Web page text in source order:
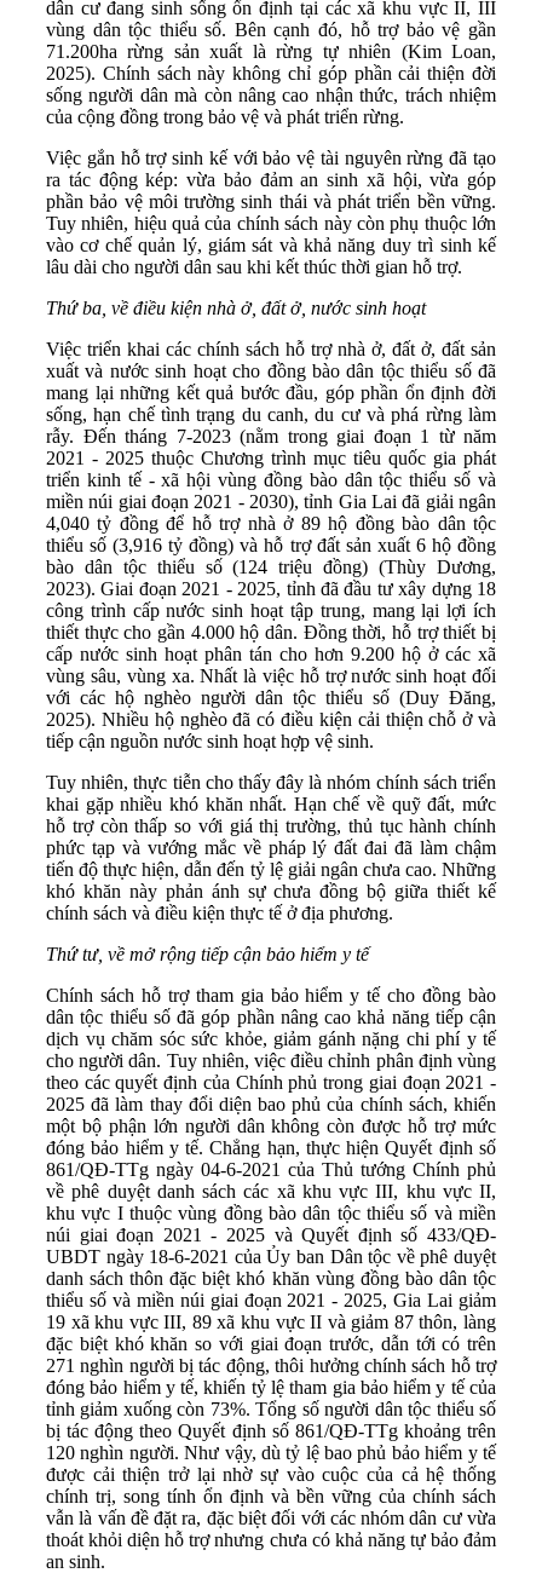
dân cư đang sinh sống ổn định tại các xã khu vực II, III
vùng dân tộc thiểu số. Bên cạnh đó, hỗ trợ bảo vệ gần
71.200ha rừng sản xuất là rừng tự nhiên (Kim Loan,
2025). Chính sách này không chỉ góp phần cải thiện đời
sống người dân mà còn nâng cao nhận thức, trách nhiệm
của cộng đồng trong bảo vệ và phát triển rừng.
Việc gắn hỗ trợ sinh kế với bảo vệ tài nguyên rừng đã tạo
ra tác động kép: vừa bảo đảm an sinh xã hội, vừa góp
phần bảo vệ môi trường sinh thái và phát triển bền vững.
Tuy nhiên, hiệu quả của chính sách này còn phụ thuộc lớn
vào cơ chế quản lý, giám sát và khả năng duy trì sinh kế
lâu dài cho người dân sau khi kết thúc thời gian hỗ trợ.
Thứ ba, về điều kiện nhà ở, đất ở, nước sinh hoạt
Việc triển khai các chính sách hỗ trợ nhà ở, đất ở, đất sản
xuất và nước sinh hoạt cho đồng bào dân tộc thiểu số đã
mang lại những kết quả bước đầu, góp phần ổn định đời
sống, hạn chế tình trạng du canh, du cư và phá rừng làm
rẫy. Đến tháng 7-2023 (nằm trong giai đoạn 1 từ năm
2021 - 2025 thuộc Chương trình mục tiêu quốc gia phát
triển kinh tế - xã hội vùng đồng bào dân tộc thiểu số và
miền núi giai đoạn 2021 - 2030), tỉnh Gia Lai đã giải ngân
4,040 tỷ đồng để hỗ trợ nhà ở 89 hộ đồng bào dân tộc
thiểu số (3,916 tỷ đồng) và hỗ trợ đất sản xuất 6 hộ đồng
bào dân tộc thiểu số (124 triệu đồng) (Thùy Dương,
2023). Giai đoạn 2021 - 2025, tỉnh đã đầu tư xây dựng 18
công trình cấp nước sinh hoạt tập trung, mang lại lợi ích
thiết thực cho gần 4.000 hộ dân. Đồng thời, hỗ trợ thiết bị
cấp nước sinh hoạt phân tán cho hơn 9.200 hộ ở các xã
vùng sâu, vùng xa. Nhất là việc hỗ trợ nước sinh hoạt đối
với các hộ nghèo người dân tộc thiểu số (Duy Đăng,
2025). Nhiều hộ nghèo đã có điều kiện cải thiện chỗ ở và
tiếp cận nguồn nước sinh hoạt hợp vệ sinh.
Tuy nhiên, thực tiễn cho thấy đây là nhóm chính sách triển
khai gặp nhiều khó khăn nhất. Hạn chế về quỹ đất, mức
hỗ trợ còn thấp so với giá thị trường, thủ tục hành chính
phức tạp và vướng mắc về pháp lý đất đai đã làm chậm
tiến độ thực hiện, dẫn đến tỷ lệ giải ngân chưa cao. Những
khó khăn này phản ánh sự chưa đồng bộ giữa thiết kế
chính sách và điều kiện thực tế ở địa phương.
Thứ tư, về mở rộng tiếp cận bảo hiểm y tế
Chính sách hỗ trợ tham gia bảo hiểm y tế cho đồng bào
dân tộc thiểu số đã góp phần nâng cao khả năng tiếp cận
dịch vụ chăm sóc sức khỏe, giảm gánh nặng chi phí y tế
cho người dân. Tuy nhiên, việc điều chỉnh phân định vùng
theo các quyết định của Chính phủ trong giai đoạn 2021 -
2025 đã làm thay đổi diện bao phủ của chính sách, khiến
một bộ phận lớn người dân không còn được hỗ trợ mức
đóng bảo hiểm y tế. Chẳng hạn, thực hiện Quyết định số
861/QĐ-TTg ngày 04-6-2021 của Thủ tướng Chính phủ
về phê duyệt danh sách các xã khu vực III, khu vực II,
khu vực I thuộc vùng đồng bào dân tộc thiểu số và miền
núi giai đoạn 2021 - 2025 và Quyết định số 433/QĐ-
UBDT ngày 18-6-2021 của Ủy ban Dân tộc về phê duyệt
danh sách thôn đặc biệt khó khăn vùng đồng bào dân tộc
thiểu số và miền núi giai đoạn 2021 - 2025, Gia Lai giảm
19 xã khu vực III, 89 xã khu vực II và giảm 87 thôn, làng
đặc biệt khó khăn so với giai đoạn trước, dẫn tới có trên
271 nghìn người bị tác động, thôi hưởng chính sách hỗ trợ
đóng bảo hiểm y tế, khiến tỷ lệ tham gia bảo hiểm y tế của
tỉnh giảm xuống còn 73%. Tổng số người dân tộc thiểu số
bị tác động theo Quyết định số 861/QĐ-TTg khoảng trên
120 nghìn người. Như vậy, dù tỷ lệ bao phủ bảo hiểm y tế
được cải thiện trở lại nhờ sự vào cuộc của cả hệ thống
chính trị, song tính ổn định và bền vững của chính sách
vẫn là vấn đề đặt ra, đặc biệt đối với các nhóm dân cư vừa
thoát khỏi diện hỗ trợ nhưng chưa có khả năng tự bảo đảm
an sinh.